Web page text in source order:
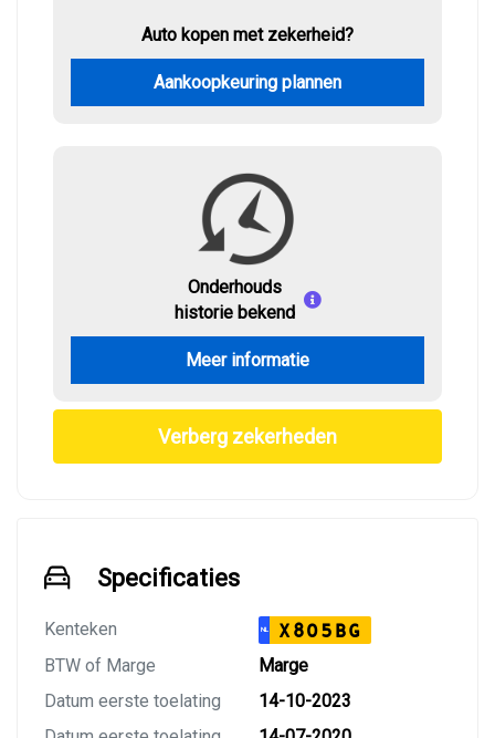
Auto kopen met zekerheid?
Aankoopkeuring plannen
Onderhouds
historie bekend
Meer informatie
Verberg zekerheden
Specificaties
Kenteken NL X805BG
BTW of Marge
Marge
Datum eerste toelating
14-10-2023